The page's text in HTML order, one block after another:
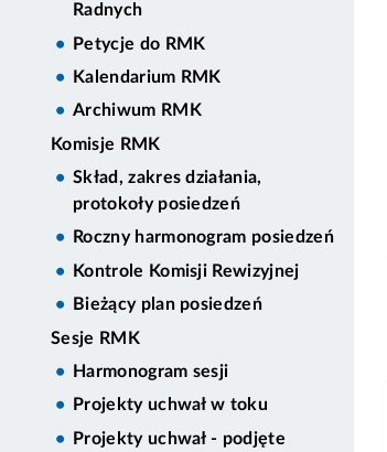
Radnych
Petycje do RMK
Kalendarium RMK
Archiwum RMK
Komisje RMK
Skład, zakres działania,
protokoły posiedzeń
Roczny harmonogram posiedzeń
Kontrole Komisji Rewizyjnej
Bieżący plan posiedzeń
Sesje RMK
Harmonogram sesji
Projekty uchwał w toku
Projekty uchwał - podjęte